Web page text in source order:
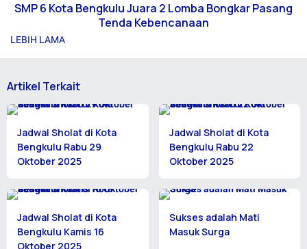
SMP 6 Kota Bengkulu Juara 2 Lomba Bongkar Pasang
Tenda Kebencanaan
LEBIH LAMA
Artikel Terkait
Jadwal Sholat di Kota
Bengkulu Rabu 29
Oktober 2025
Jadwal Sholat di Kota
Bengkulu Rabu 22
Oktober 2025
Jadwal Sholat di Kota
Bengkulu Kamis 16
Oktober 2025
Sukses adalah Mati
Masuk Surga